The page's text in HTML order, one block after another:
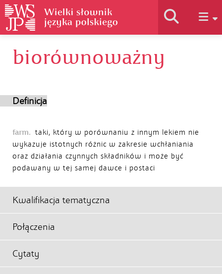
Historia słownika
Autorzy
biorównoważny
Definicja
farm. taki, który w porównaniu z innym lekiem nie
wykazuje istotnych różnic w zakresie wchłaniania
oraz działania czynnych składników i może być
podawany w tej samej dawce i postaci
Kwalifikacja tematyczna
Połączenia
Cytaty